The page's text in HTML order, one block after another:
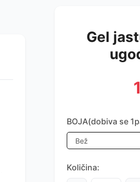
Gel
BOJA(dobiva se
Količina: